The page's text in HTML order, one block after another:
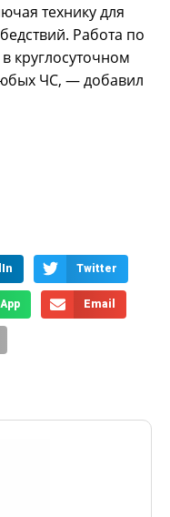
технику для
Работа по
круглосуточном
ЧС, — добавил
Twitter
Email